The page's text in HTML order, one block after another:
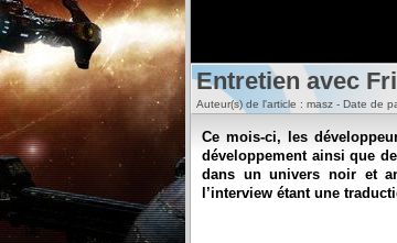
Entretien avec
Auteur(s) de l'article : masz - Date de
Ce mois-ci, les
développement ainsi que
dans un univers noir et
l’interview étant une